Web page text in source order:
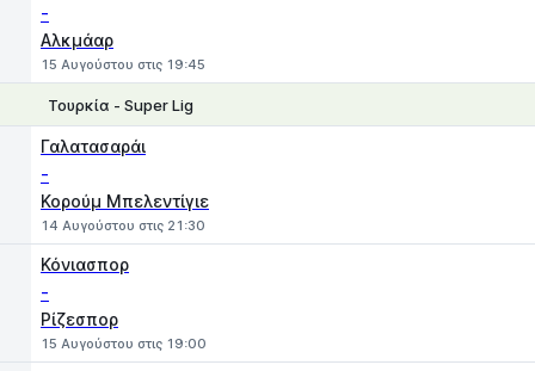
-
Αλκμάαρ
15 Αυγούστου στις 19:45
Τουρκία - Super Lig
Γαλατασαράι
-
Κορούμ Μπελεντίγιε
14 Αυγούστου στις 21:30
Κόνιασπορ
-
Ρίζεσπορ
15 Αυγούστου στις 19:00